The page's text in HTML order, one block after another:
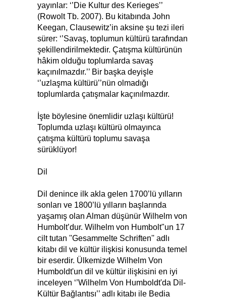
yayınlar: ‘’Die Kultur des Kerieges’’
(Rowolt Tb. 2007). Bu kitabında John
Keegan, Clausewitz’in aksine şu tezi ileri
sürer: ‘’Savaş, toplumun kültürü tarafından
şekillendirilmektedir. Çatışma kültürünün
hâkim olduğu toplumlarda savaş
kaçınılmazdır.’’ Bir başka deyişle
‘’uzlaşma kültürü’’nün olmadığı
toplumlarda çatışmalar kaçınılmazdır.
İşte böylesine önemlidir uzlaşı kültürü!
Toplumda uzlaşı kültürü olmayınca
çatışma kültürü toplumu savaşa
sürüklüyor!
Dil
Dil denince ilk akla gelen 1700’lü yılların
sonları ve 1800’lü yılların başlarında
yaşamış olan Alman düşünür Wilhelm von
Humbolt’dur. Wilhelm von Humbolt"un 17
cilt tutan ''Gesammelte Schriften'' adlı
kitabı dil ve kültür ilişkisi konusunda temel
bir eserdir. Ülkemizde Wilhelm Von
Humboldt'un dil ve kültür ilişkisini en iyi
inceleyen ‘’Wilhelm Von Humboldt'da Dil-
Kültür Bağlantısı’’ adlı kitabı ile Bedia